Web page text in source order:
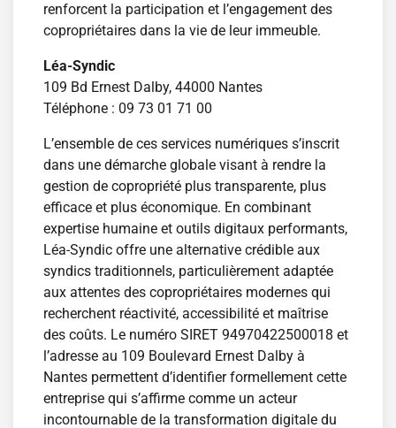
renforcent la participation et l’engagement des
copropriétaires dans la vie de leur immeuble.
Léa-Syndic
109 Bd Ernest Dalby, 44000 Nantes
Téléphone : 09 73 01 71 00
L’ensemble de ces services numériques s’inscrit
dans une démarche globale visant à rendre la
gestion de copropriété plus transparente, plus
efficace et plus économique. En combinant
expertise humaine et outils digitaux performants,
Léa-Syndic offre une alternative crédible aux
syndics traditionnels, particulièrement adaptée
aux attentes des copropriétaires modernes qui
recherchent réactivité, accessibilité et maîtrise
des coûts. Le numéro SIRET 94970422500018 et
l’adresse au 109 Boulevard Ernest Dalby à
Nantes permettent d’identifier formellement cette
entreprise qui s’affirme comme un acteur
incontournable de la transformation digitale du